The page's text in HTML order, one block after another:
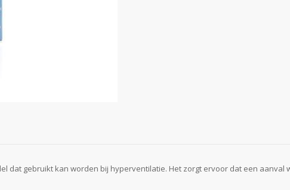
dat gebruikt kan worden bij hyperventilatie. Het zorgt ervoor dat een